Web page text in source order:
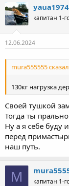
yaua1974
капитан 1-
12.06.2024
mura555555
130кг нагрузка
Своей тушкой
Тогда ты
Ну а я себе буду
перед
наш путь.
M капитан 1-